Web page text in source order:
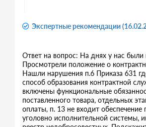
Экспертные рекомендации
Ответ на вопрос: На днях у нас
Просмотрели положение о
Нашли нарушения п.6 Приказа 631
способ образования контрактной
включены функциональные
поставленного товара, отдельных
оплаты, п. 13 не входит обеспечение
уголовно исполнительной системы,